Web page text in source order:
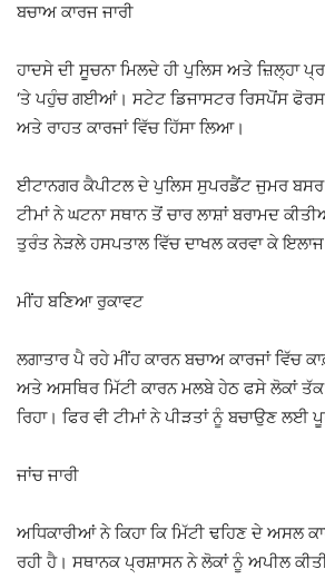
ਬਚਾਅ ਕਾਰਜ ਜਾਰੀ
ਹਾਦਸੇ ਦੀ ਸੂਚਨਾ ਮਿਲਦੇ ਹੀ ਪੁਲਿਸ ਅਤੇ ਜ਼ਿਲ੍ਹਾ
‘ਤੇ ਪਹੁੰਚ ਗਈਆਂ। ਸਟੇਟ ਡਿਜਾਸਟਰ ਰਿਸਪੋਂਸ ਫੋਰਸ
ਅਤੇ ਰਾਹਤ ਕਾਰਜਾਂ ਵਿੱਚ ਹਿੱਸਾ ਲਿਆ।
ਈਟਾਨਗਰ ਕੈਪੀਟਲ ਦੇ ਪੁਲਿਸ ਸੁਪਰਡੈਂਟ ਜੁਮਰ
ਟੀਮਾਂ ਨੇ ਘਟਨਾ ਸਥਾਨ ਤੋਂ ਚਾਰ ਲਾਸ਼ਾਂ ਬਰਾਮਦ
ਤੁਰੰਤ ਨੇੜਲੇ ਹਸਪਤਾਲ ਵਿੱਚ ਦਾਖਲ ਕਰਵਾ ਕੇ
ਮੀਂਹ ਬਣਿਆ ਰੁਕਾਵਟ
ਲਗਾਤਾਰ ਪੈ ਰਹੇ ਮੀਂਹ ਕਾਰਨ ਬਚਾਅ ਕਾਰਜਾਂ ਵਿੱਚ
ਅਤੇ ਅਸਥਿਰ ਮਿੱਟੀ ਕਾਰਨ ਮਲਬੇ ਹੇਠ ਫਸੇ ਲੋਕਾਂ
ਰਿਹਾ। ਫਿਰ ਵੀ ਟੀਮਾਂ ਨੇ ਪੀੜਤਾਂ ਨੂੰ ਬਚਾਉਣ ਲਈ
ਜਾਂਚ ਜਾਰੀ
ਅਧਿਕਾਰੀਆਂ ਨੇ ਕਿਹਾ ਕਿ ਮਿੱਟੀ ਢਹਿਣ ਦੇ ਅਸਲ
ਰਹੀ ਹੈ। ਸਥਾਨਕ ਪ੍ਰਸ਼ਾਸਨ ਨੇ ਲੋਕਾਂ ਨੂੰ ਅਪੀਲ